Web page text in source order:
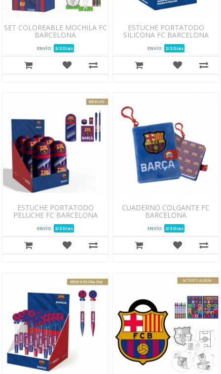
SET COLOREABLE MOCHILA FC
BARCELONA
ENVÍO: 2/3 Dias
ESTUCHE PORTATODO
SILICONA FC BARCELONA
ENVÍO: 2/3 Dias
ESTUCHE PORTATODO
PELUCHE FC BARCELONA
ENVÍO: 2/3 Dias
CUADERNO COLGANTE FC
BARCELONA
ENVÍO: 2/3 Dias